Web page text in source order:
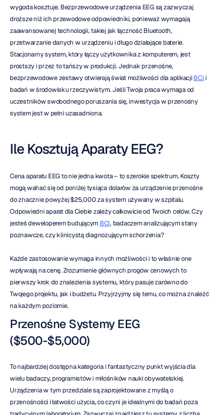
wygoda kosztuje. Bezprzewodowe urządzenia EEG są zazwyczaj
droższe niż ich przewodowe odpowiedniki, ponieważ wymagają
zaawansowanej technologii, takiej jak łączność Bluetooth,
przetwarzanie danych w urządzeniu i długo działające baterie.
Stacjonarny system, który łączy użytkownika z komputerem, jest
prostszy i przez to tańszy w produkcji. Jednak przenośne,
bezprzewodowe zestawy otwierają świat możliwości dla aplikacji BCI i
badań w środowisku rzeczywistym. Jeśli Twoja praca wymaga od
uczestników swobodnego poruszania się, inwestycja w przenośny
system jest w pełni uzasadniona.
Ile Kosztują Aparaty EEG?
Cena aparatu EEG to nie jedna kwota – to szerokie spektrum. Koszty
mogą wahać się od poniżej tysiąca dolarów za urządzenie przenośne
do znacznie powyżej $25,000 za system używany w szpitalu.
Odpowiedni aparat dla Ciebie zależy całkowicie od Twoich celów. Czy
jesteś deweloperem budującym BCI, badaczem analizującym stany
poznawcze, czy klinicystą diagnozującym schorzenia?
Każde zastosowanie wymaga innych możliwości i to właśnie one
wpływają na cenę. Zrozumienie głównych progów cenowych to
pierwszy krok do znalezienia systemu, który pasuje zarówno do
Twojego projektu, jak i budżetu. Przyjrzyjmy się temu, co można znaleźć
na każdym poziomie.
Przenośne Systemy EEG
($500-$5,000)
To najbardziej dostępna kategoria i fantastyczny punkt wyjścia dla
wielu badaczy, programistów i miłośników nauki obywatelskiej.
Urządzenia w tym przedziale są zaprojektowane z myślą o
przenośności i łatwości użycia, co czyni je idealnymi do badań poza